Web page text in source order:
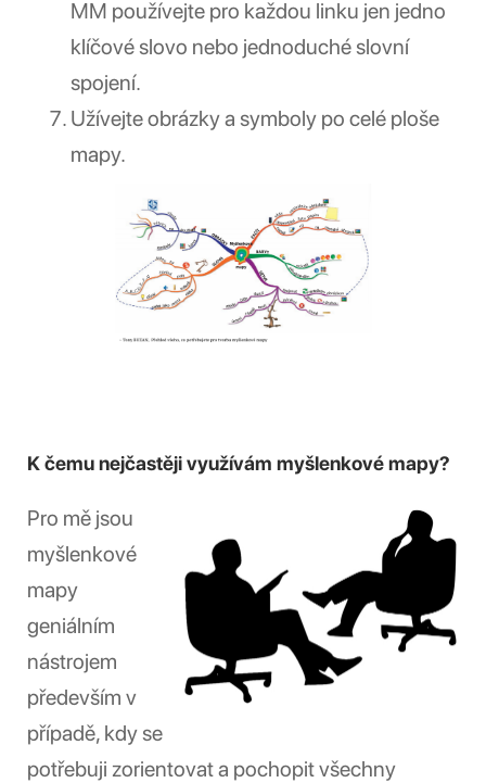
MM používejte pro každou linku jen jedno
klíčové slovo nebo jednoduché slovní
spojení.
Užívejte obrázky a symboly po celé ploše
mapy.
K čemu nejčastěji využívám myšlenkové mapy?
Pro mě jsou
myšlenkové
mapy
geniálním
nástrojem
především v
případě, kdy se
potřebuji zorientovat a pochopit všechny